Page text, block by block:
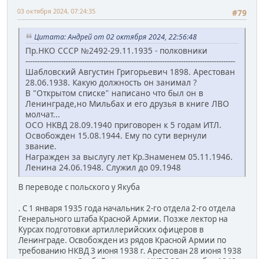
#79
03 октября 2024, 07:24:35
Цитата: Андрей от 02 октября 2024, 22:56:48
Пр.НКО СССР №2492-29.11.1935 - полковники
-----------------------------------------------------------------------------------------
Шабловский Августин Григорьевич 1898. Арестован
28.06.1938. Какую должность он занимал ?
В "Открытом списке" написано что был он в
Ленинграде,но Мильбах и его друзья в книге ЛВО
молчат...
ОСО НКВД 28.09.1940 приговорен к 5 годам ИТЛ.
Освобожден 15.08.1944. Ему по сути вернули
звание.
Награжден за выслугу лет Кр.Знаменем 05.11.1946.
Ленина 24.06.1948. Служил до 09.1948
В переводе с польского у Якуба
. С 1 января 1935 года начальник 2-го отдела 2-го отдела
Генерального штаба Красной Армии. Позже лектор на
Курсах подготовки артиллерийских офицеров в
Ленинграде. Освобожден из рядов Красной Армии по
требованию НКВД 3 июня 1938 г. Арестован 28 июня 1938